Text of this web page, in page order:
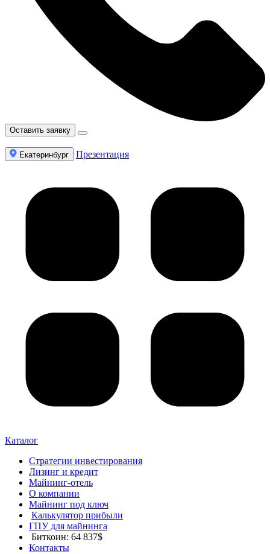
Оставить заявку
Екатеринбург Презентация
Каталог
Стратегии инвестирования
Лизинг и кредит
Майнинг-отель
О компании
Майнинг под ключ
Калькулятор прибыли
ГПУ для майнинга
Биткоин: 64 837$
Контакты